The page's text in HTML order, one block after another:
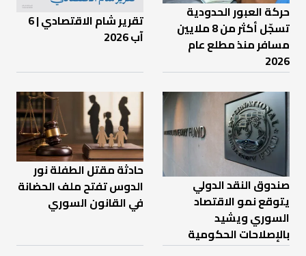
حركة العبور الحدودية
تسجّل أكثر من 8 ملايين
مسافر منذ مطلع عام
2026
تقرير شام الاقتصادي | 6
آب 2026
صندوق النقد الدولي
يتوقع نمو الاقتصاد
السوري ويشيد
بالإصلاحات الحكومية
حادثة مقتل الطفلة نور
الدوس تفتح ملف الحضانة
في القانون السوري